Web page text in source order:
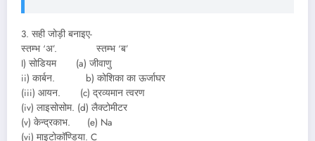
3. सही जोड़ी बनाइए-
स्तम्भ ‘अ’. स्तम्भ ‘ब’
I) सोडियम (a) जीवाणु
ii) कार्बन. b) कोशिका का ऊर्जाघर
(iii) आयन. (c) द्रव्यमान त्वरण
(iv) लाइसोसोम. (d) लैक्टोमीटर
(v) केन्द्रकाभ. (e) Na
(vi) माइटोकॉण्डिया. C